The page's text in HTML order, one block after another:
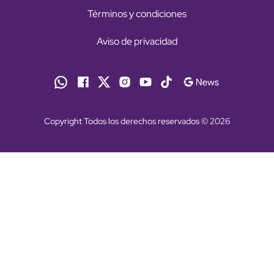
Términos y condiciones
Aviso de privacidad
Copyright Todos los derechos reservados © 2026